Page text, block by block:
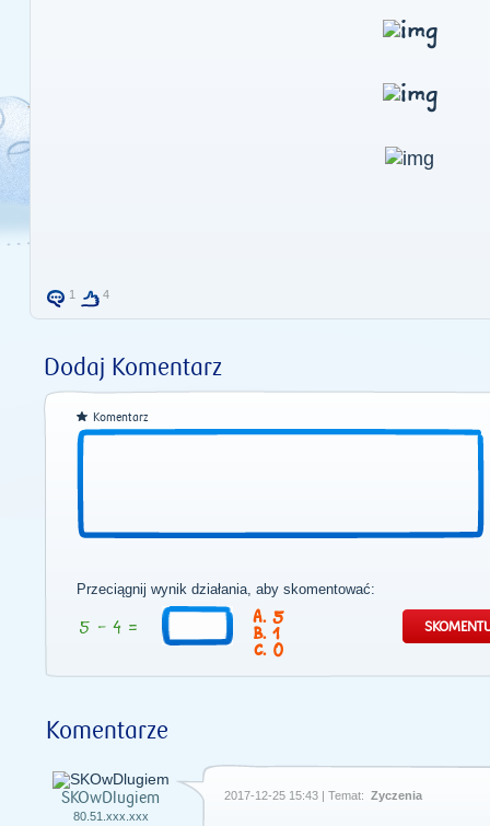
1 4
Dodaj Komentarz
Komentarz
Przeciągnij wynik działania, aby skomentować:
5
1
0
Komentarze
SKOwDlugiem
80.51.xxx.xxx
2017-12-25 15:43 | Temat: Życzenia